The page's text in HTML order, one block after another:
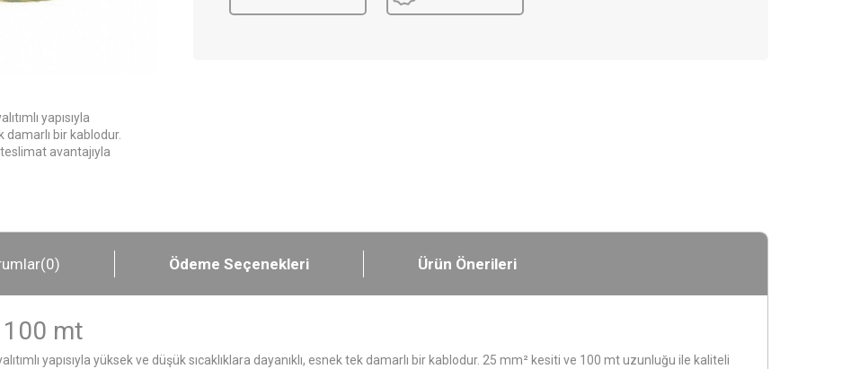
yapısıyla
damarlı bir kablodur.
avantajıyla
(0) Ödeme Seçenekleri Ürün Önerileri
100 mt
yapısıyla yüksek ve düşük sıcaklıklara dayanıklı, esnek tek damarlı bir kablodur. 25 mm² kesiti ve 100 mt uzunluğu ile kaliteli